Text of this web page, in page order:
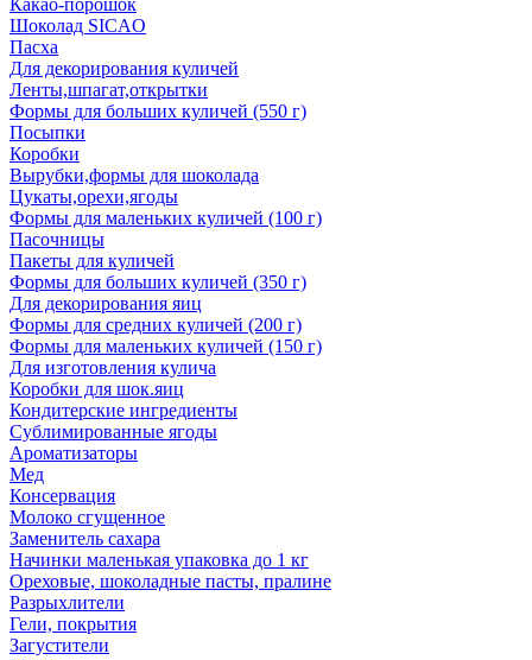
Какао-порошок
Шоколад SICAO
Пасха
Для декорирования куличей
Ленты,шпагат,открытки
Формы для больших куличей (550 г)
Посыпки
Коробки
Вырубки,формы для шоколада
Цукаты,орехи,ягоды
Формы для маленьких куличей (100 г)
Пасочницы
Пакеты для куличей
Формы для больших куличей (350 г)
Для декорирования яиц
Формы для средних куличей (200 г)
Формы для маленьких куличей (150 г)
Для изготовления кулича
Коробки для шок.яиц
Кондитерские ингредиенты
Сублимированные ягоды
Ароматизаторы
Мед
Консервация
Молоко сгущенное
Заменитель сахара
Начинки маленькая упаковка до 1 кг
Ореховые, шоколадные пасты, пралине
Разрыхлители
Гели, покрытия
Загустители